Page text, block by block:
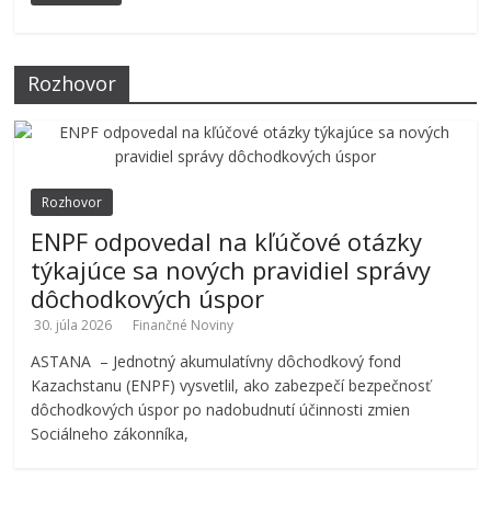
Rozhovor
Rozhovor
ENPF odpovedal na kľúčové otázky
týkajúce sa nových pravidiel správy
dôchodkových úspor
30. júla 2026 Finančné Noviny
ASTANA – Jednotný akumulatívny dôchodkový fond
Kazachstanu (ENPF) vysvetlil, ako zabezpečí bezpečnosť
dôchodkových úspor po nadobudnutí účinnosti zmien
Sociálneho zákonníka,